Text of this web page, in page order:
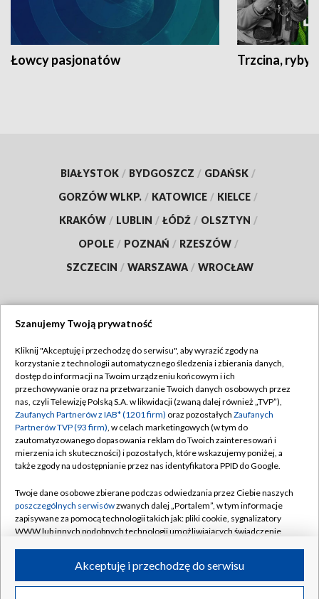
Łowcy pasjonatów Trzcina, ryby
BIAŁYSTOK / BYDGOSZCZ / GDAŃSK /
GORZÓW WLKP. / KATOWICE / KIELCE /
KRAKÓW / LUBLIN / ŁÓDŹ / OLSZTYN /
OPOLE / POZNAŃ / RZESZÓW /
SZCZECIN / WARSZAWA / WROCŁAW
TVP
Abonament TVP
Emisja w TVP
Centrum informacji TVP
Naziemna Telewizja Cyfrowa
Rada Programowa
System NOS
Informacje o nadawcy
Program dla prasy
Regulamin TVP
Polityka prywatności
Moje zgody
Pomoc
Kontakt
Kanały
©2026 Telewizja Polska S.A. w likwidacji
Szanujemy Twoją prywatność
Kliknij "Akceptuję i przechodzę do serwisu", aby wyrazić zgody na
korzystanie z technologii automatycznego śledzenia i zbierania danych,
dostęp do informacji na Twoim urządzeniu końcowym i ich
przechowywanie oraz na przetwarzanie Twoich danych osobowych przez
nas, czyli Telewizję Polską S.A. w likwidacji (zwaną dalej również „TVP”),
Zaufanych Partnerów z IAB* (1201 firm) oraz pozostałych Zaufanych
Partnerów TVP (93 firm), w celach marketingowych (w tym do
zautomatyzowanego dopasowania reklam do Twoich zainteresowań i
mierzenia ich skuteczności) i pozostałych, które wskazujemy poniżej, a
także zgody na udostępnianie przez nas identyfikatora PPID do Google.
Twoje dane osobowe zbierane podczas odwiedzania przez Ciebie naszych
poszczególnych serwisówzwanych dalej „Portalem”, w tym informacje
zapisywane za pomocą technologii takich jak: pliki cookie, sygnalizatory
WWW lub innych podobnych technologii umożliwiających świadczenie
ruchu w Internecie.Akceptuję i przechodzę do serwisu